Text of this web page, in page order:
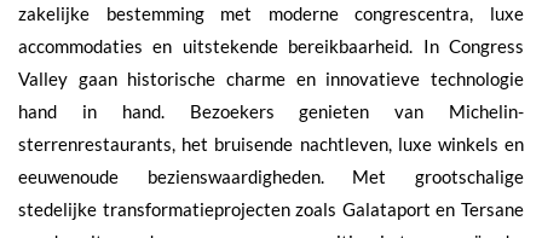
zakelijke bestemming met moderne congrescentra, luxe
accommodaties en uitstekende bereikbaarheid. In Congress
Valley gaan historische charme en innovatieve technologie
hand in hand. Bezoekers genieten van Michelin-
sterrenrestaurants, het bruisende nachtleven, luxe winkels en
eeuwenoude bezienswaardigheden. Met grootschalige
stedelijke transformatieprojecten zoals Galataport en Tersane